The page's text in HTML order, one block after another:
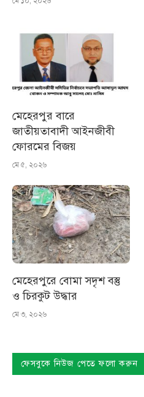
মেহেরপুর বারে
জাতীয়তাবাদী আইনজীবী
ফোরমের বিজয়
মে ৫, ২০২৬
মেহেরপুরে বোমা সদৃশ বস্তু
ও চিরকুট উদ্ধার
মে ৩, ২০২৬
ফেসবুকে নিউজ পেতে ফলো করুন